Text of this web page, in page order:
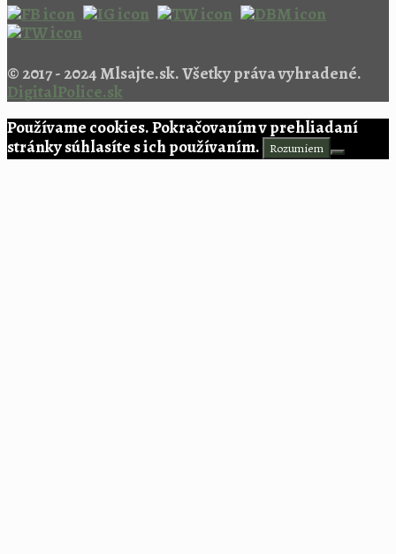
© 2017 - 2024 Mlsajte.sk. Všetky práva vyhradené.
DigitalPolice.sk
Používame cookies. Pokračovaním v prehliadaní
stránky súhlasíte s ich používaním.
Rozumiem